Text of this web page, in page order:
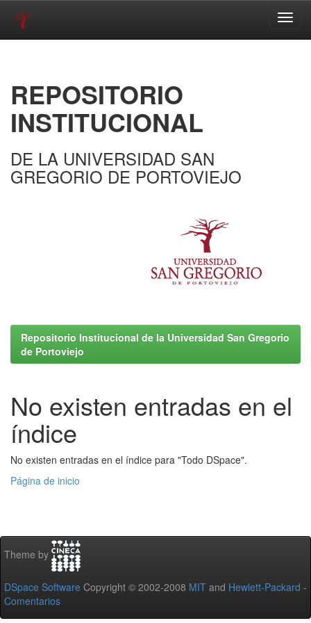
REPOSITORIO
INSTITUCIONAL
DE LA UNIVERSIDAD SAN
GREGORIO DE PORTOVIEJO
Repositorio Institucional de la Universidad San Gregorio
de Portoviejo
No existen entradas en el
índice
No existen entradas en el índice para "Todo DSpace".
Página de inicio
Theme by
DSpace Software Copyright © 2002-2008 MIT and Hewlett-Packard -
Comentarios